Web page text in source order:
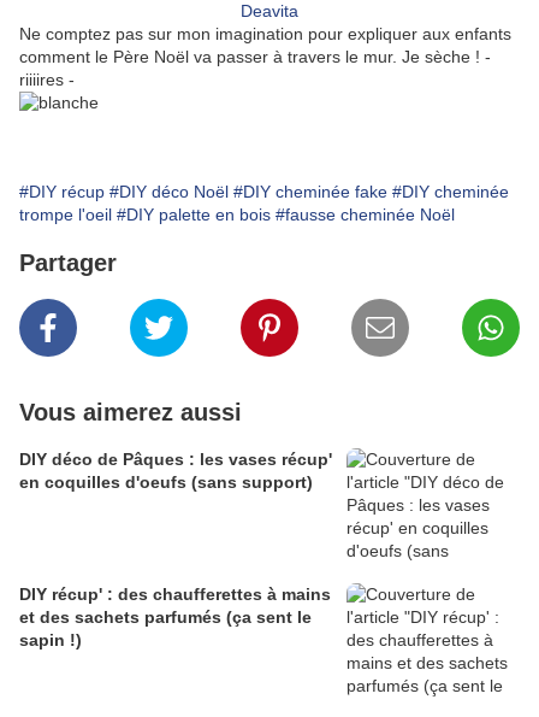
Deavita
Ne comptez pas sur mon imagination pour expliquer aux enfants
comment le Père Noël va passer à travers le mur. Je sèche ! -
riiiires -
#DIY récup #DIY déco Noël #DIY cheminée fake #DIY cheminée
trompe l'oeil #DIY palette en bois #fausse cheminée Noël
Partager
Vous aimerez aussi
DIY déco de Pâques : les vases récup'
en coquilles d'oeufs (sans support)
DIY récup' : des chaufferettes à mains
et des sachets parfumés (ça sent le
sapin !)